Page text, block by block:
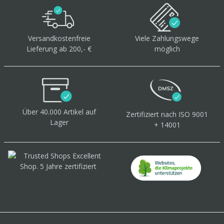
Versandkostenfreie
Lieferung ab 200,- €
Viele Zahlungswege
möglich
Über 40.000 Artikel auf
Lager
Zertifiziert nach ISO 9001
+ 14001